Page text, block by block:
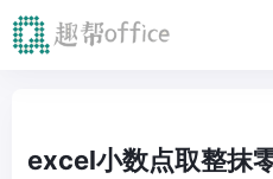
excel小数点取整抹